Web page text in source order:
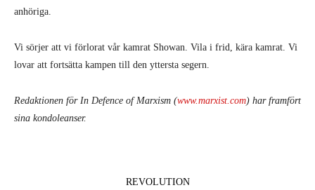
anhöriga.
Vi sörjer att vi förlorat vår kamrat Showan. Vila i frid, kära kamrat. Vi
lovar att fortsätta kampen till den yttersta segern.
Redaktionen för In Defence of Marxism (www.marxist.com) har framfört
sina kondoleanser.
REVOLUTION